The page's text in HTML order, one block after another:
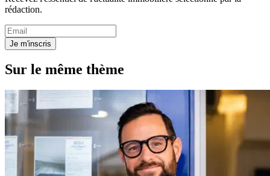
rédaction.
Je m'inscris
Sur le même thème